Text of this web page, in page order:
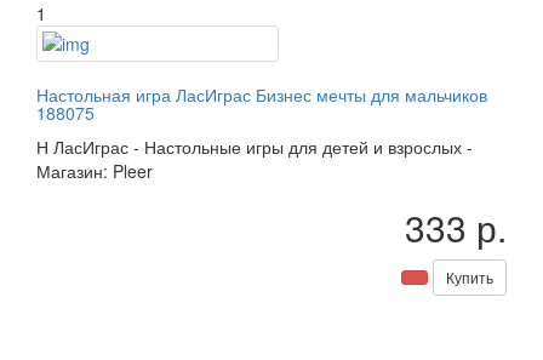
1
Настольная игра ЛасИграс Бизнес мечты для мальчиков
188075
Н ЛасИграс - Настольные игры для детей и взрослых -
Магазин: Pleer
333 р.
Купить